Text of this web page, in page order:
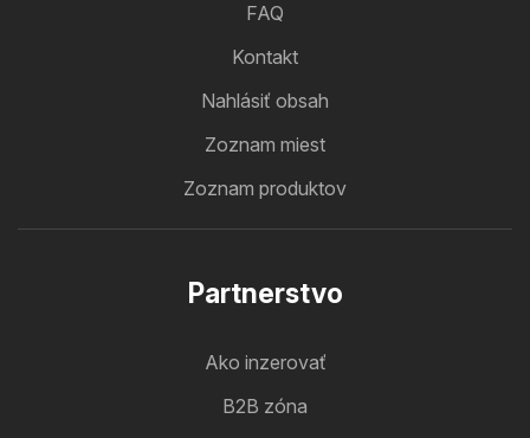
FAQ
Kontakt
Nahlásiť obsah
Zoznam miest
Zoznam produktov
Partnerstvo
Ako inzerovať
B2B zóna